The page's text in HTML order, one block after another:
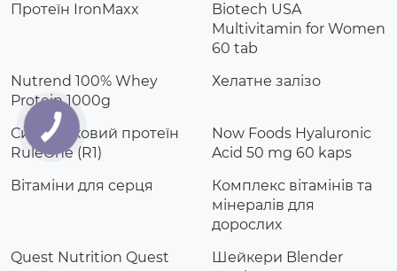
Протеїн IronMaxx
Biotech USA
Multivitamin for Women
60 tab
Nutrend 100% Whey
Protein 1000g
Хелатне залізо
Сироватковий протеїн
RuleOne (R1)
Now Foods Hyaluronic
Acid 50 mg 60 kaps
Вітаміни для серця
Комплекс вітамінів та
мінералів для
дорослих
Quest Nutrition Quest
Шейкери Blender